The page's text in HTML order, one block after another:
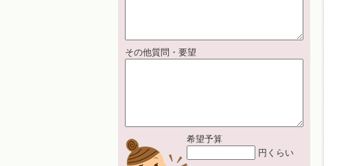
その他質問・要望
希望予算
円くらい